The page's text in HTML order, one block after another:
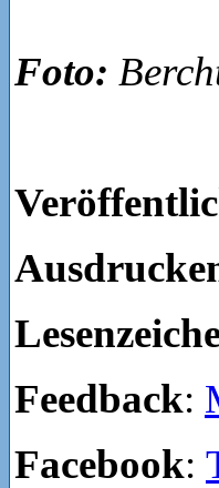
Foto:
Feedback:
Facebook: